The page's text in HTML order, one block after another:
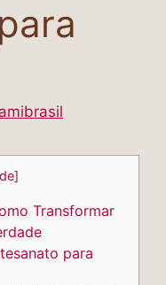
]
Transformar
para